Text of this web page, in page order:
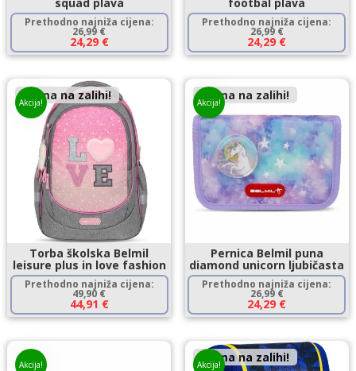
squad plava
Prethodno najniža cijena:
26,99 €
24,29 €
footbal plava
Prethodno najniža cijena:
26,99 €
24,29 €
Nema na zalihi!
Torba školska Belmil
leisure plus in love fashion
Prethodno najniža cijena:
49,90 €
44,91 €
Akcija! Nema na zalihi!
Pernica Belmil puna
diamond unicorn ljubičasta
Prethodno najniža cijena:
26,99 €
24,29 €
Akcija!
Akcija! Nema na zalihi!
Akcija!